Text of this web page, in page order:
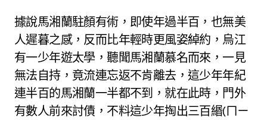
據說馬湘蘭駐顏有術，即使年過半百，也無美
人遲暮之感，反而比年輕時更風姿綽約，烏江
有一少年遊太學，聽聞馬湘蘭慕名而來，一見
無法自持，竟流連忘返不肯離去，這少年年紀
連半百的馬湘蘭一半都不到，就在此時，門外
有數人前來討債，不料這少年掏出三百緡(ㄇㄧ